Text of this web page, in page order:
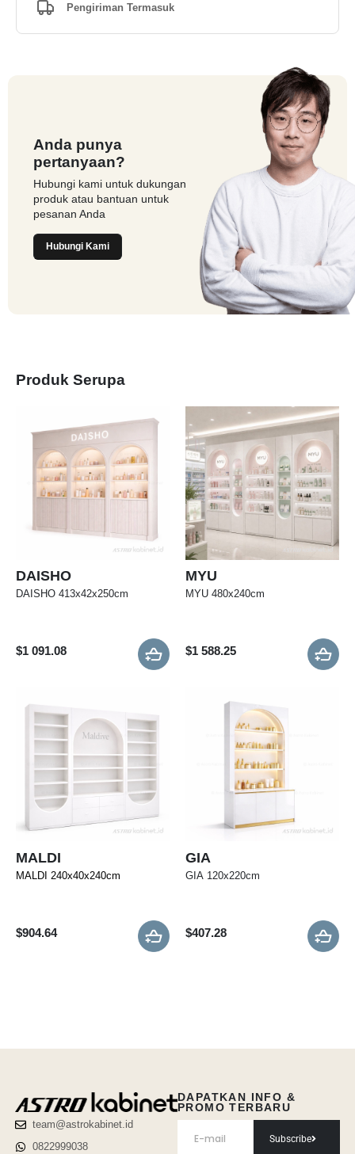
Pengiriman Termasuk
Anda punya
pertanyaan?
Hubungi kami untuk dukungan
produk atau bantuan untuk
pesanan Anda
Hubungi Kami
Produk Serupa
DAISHO
DAISHO 413x42x250cm
$1 091.08
MYU
MYU 480x240cm
$1 588.25
MALDI
MALDI 240x40x240cm
$904.64
GIA
GIA 120x220cm
$407.28
team@astrokabinet.id
0822999038
DAPATKAN INFO &
PROMO TERBARU
Subscribe